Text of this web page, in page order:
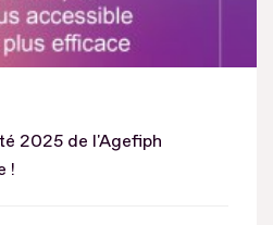
2025 de l'Agefiph
!